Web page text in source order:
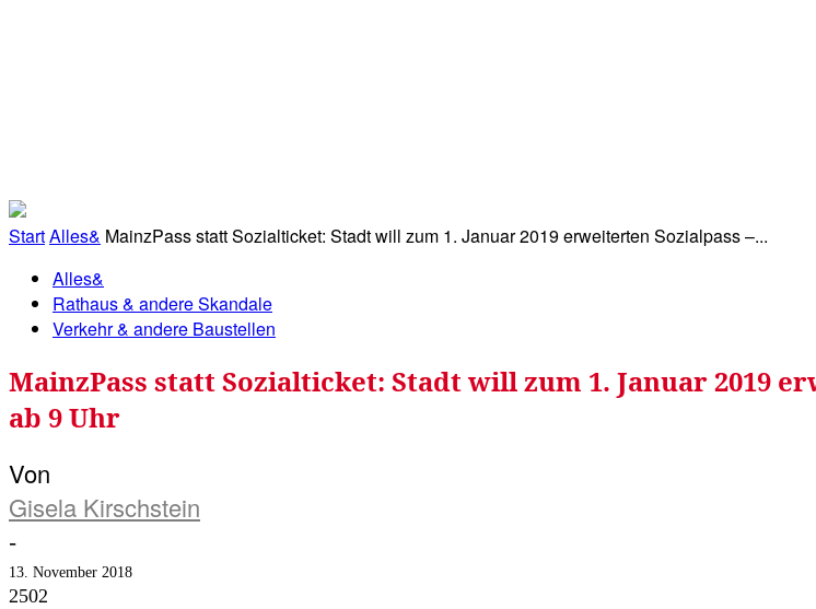
StartAlles& MainzPass statt Sozialticket: Stadt will zum 1. Januar 2019 erweiterten Sozialpass –...
Alles&
Rathaus & andere Skandale
Verkehr & andere Baustellen
MainzPass statt Sozialticket: Stadt will zum 1. Januar 2019
ab 9 Uhr
Von
Gisela Kirschstein
-
13. November 2018
2502